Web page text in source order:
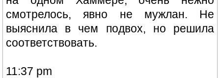
смотрелось, явно не мужлан. Не
выяснила в чем подвох, но решила
соответствовать.
11:37 pm